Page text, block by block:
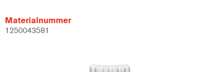
Materialnummer
1250043581